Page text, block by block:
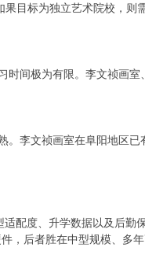
目标为独立艺术院校，则
间极为有限。李文祯画室
李文祯画室在阜阳地区
配度、升学数据以及后勤
，后者胜在中型规模、多